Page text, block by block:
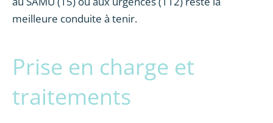
meilleure conduite à tenir.
Prise en charge et
traitements